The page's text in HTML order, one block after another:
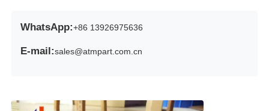
WhatsApp:+86 13926975636
E-mail:sales@atmpart.com.cn